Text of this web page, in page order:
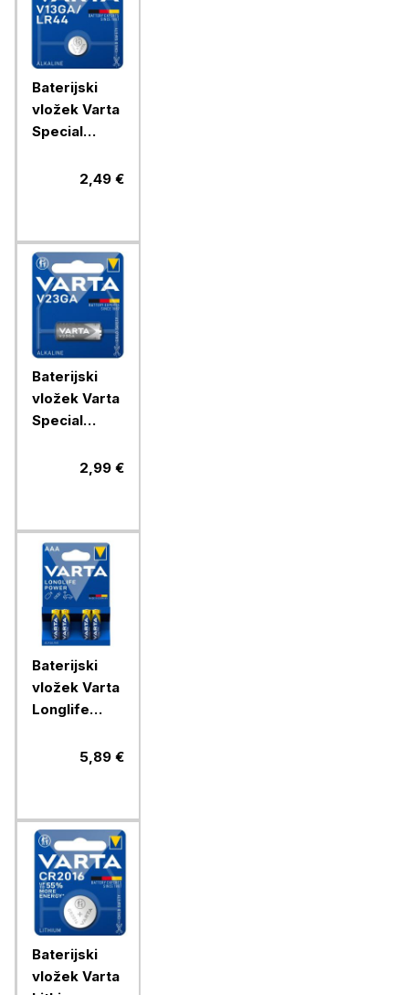
Baterijski
vložek Varta
Special
1/1 alkalni2,49 €
Baterijski
vložek Varta
Special
2,99 €
Baterijski
vložek Varta
Longlife
4/1 alkalni5,89 €
Baterijski
vložek Varta